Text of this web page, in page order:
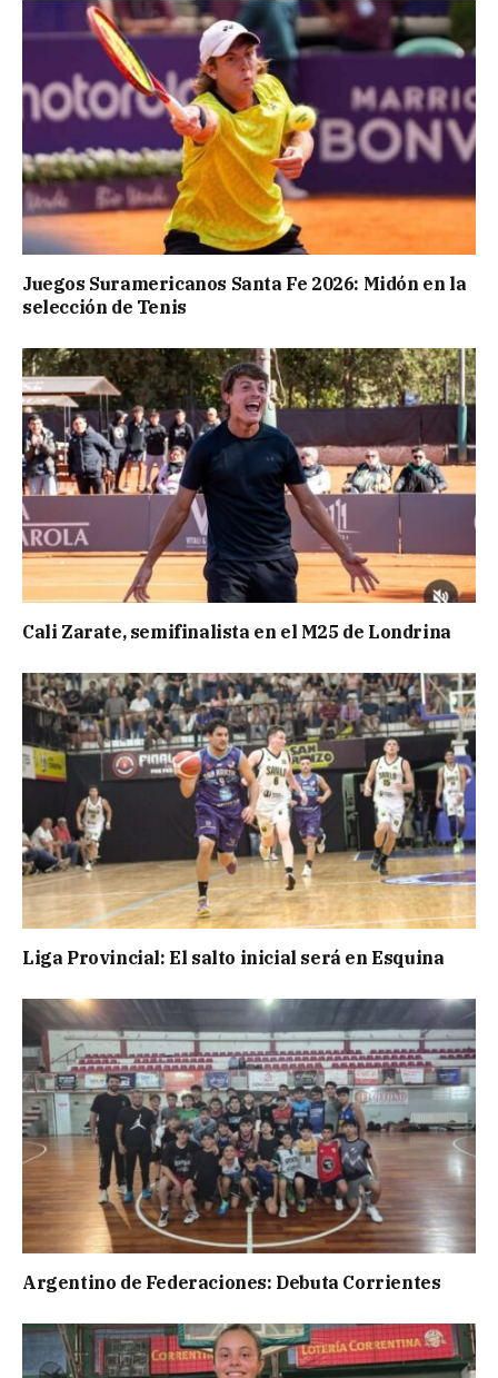
Juegos Suramericanos Santa Fe 2026: Midón en la
selección de Tenis
Cali Zarate, semifinalista en el M25 de Londrina
Liga Provincial: El salto inicial será en Esquina
Argentino de Federaciones: Debuta Corrientes